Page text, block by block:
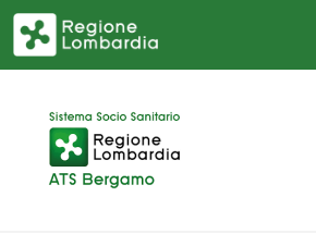
Salta al contenuto principale